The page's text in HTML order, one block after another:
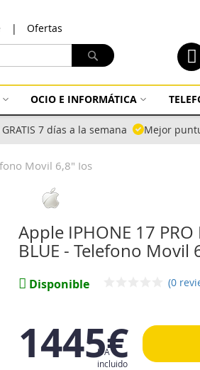
Ofertas
contenido
Buscar
OCIO E INFORMÁTICA
7 días a la semana Mejor
Movil 6,8" Ios
Apple IPHONE 17 PRO
BLUE - Telefono Movil
Disponible (0
1445€
IVA
incluido